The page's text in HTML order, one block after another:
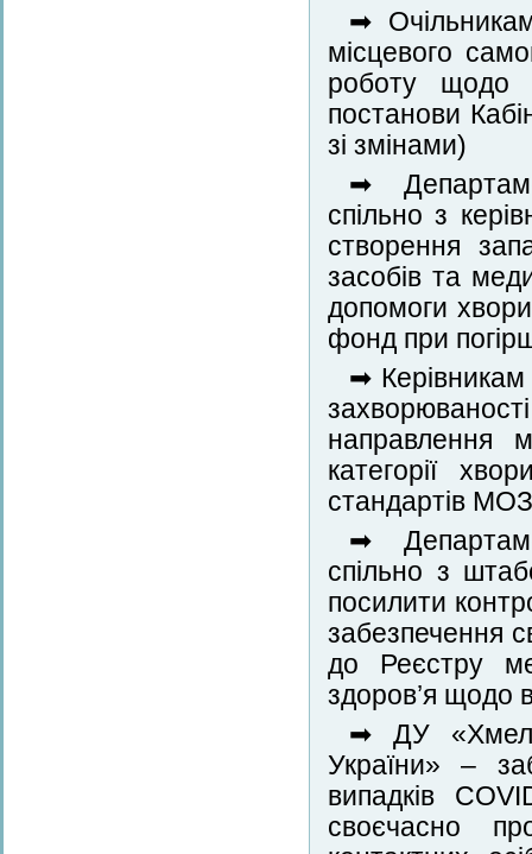
➡
місцевого
роботу щодо
постанови
зі змінами)
➡
спільно з
створення
засобів та
допомоги
фонд при
➡ Керівникам
направлення
категорії
стандартів
➡
спільно з
посилити
забезпечення
до Реєстру
здоров’я щодо
➡ ДУ
України» –
випадків
своєчасно